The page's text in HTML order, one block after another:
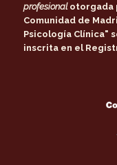
profesionalotorgada
Comunidad de
Psicología Clínica"
inscrita en el